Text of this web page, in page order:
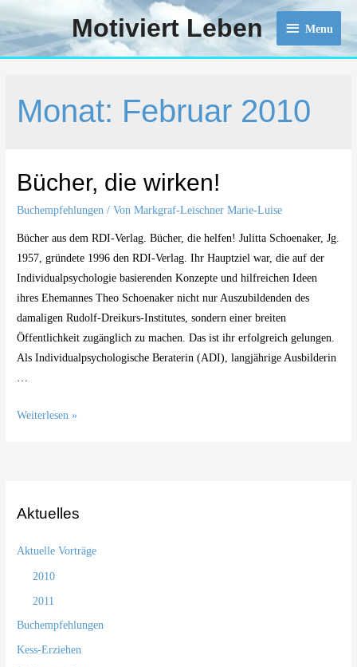
Motiviert Leben Menu
Menu
Monat: Februar 2010
Bücher, die wirken!
Buchempfehlungen / VonMarkgraf-Leischner Marie-Luise
Bücher aus dem RDI-Verlag. Bücher, die helfen! Julitta Schoenaker, Jg.
1957, gründete 1996 den RDI-Verlag. Ihr Hauptziel war, die auf der
Individualpsychologie basierenden Konzepte und hilfreichen Ideen
ihres Ehemannes Theo Schoenaker nicht nur Auszubildenden des
damaligen Rudolf-Dreikurs-Institutes, sondern einer breiten
Öffentlichkeit zugänglich zu machen. Das ist ihr erfolgreich gelungen.
Als Individualpsychologische Beraterin (ADI), langjährige Ausbilderin
…
Bücher,
Weiterlesen »
Aktuelles
Aktuelle Vorträge
2010
2011
Buchempfehlungen
Kess-Erziehen